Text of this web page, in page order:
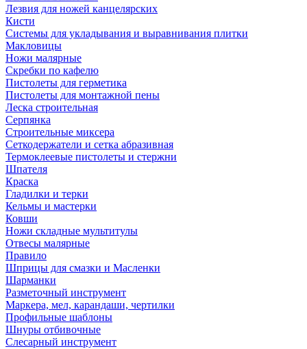
Лезвия для ножей канцелярских
Кисти
Системы для укладывания и выравнивания плитки
Макловицы
Ножи малярные
Скребки по кафелю
Пистолеты для герметика
Пистолеты для монтажной пены
Леска строительная
Серпянка
Строительные миксера
Сеткодержатели и сетка абразивная
Термоклеевые пистолеты и стержни
Шпателя
Краска
Гладилки и терки
Кельмы и мастерки
Ковши
Ножи складные мультитулы
Отвесы малярные
Правило
Шприцы для смазки и Масленки
Шарманки
Разметочный инструмент
Маркера, мел, карандаши, чертилки
Профильные шаблоны
Шнуры отбивочные
Слесарный инструмент